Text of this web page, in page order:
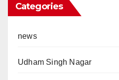
Categories
news
Udham Singh Nagar